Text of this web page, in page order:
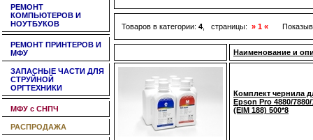
РЕМОНТ
КОМПЬЮТЕРОВ И
НОУТБУКОВ
РЕМОНТ ПРИНТЕРОВ И
МФУ
ЗАПАСНЫЕ ЧАСТИ ДЛЯ
СТРУЙНОЙ
ОРГТЕХНИКИ
МФУ с СНПЧ
РАСПРОДАЖА
Товаров в категории: 4 , страницы: » 1 «
Наименование и
Комплект чернила
Epson Pro 4880/7880/
(EIM 188) 500*8